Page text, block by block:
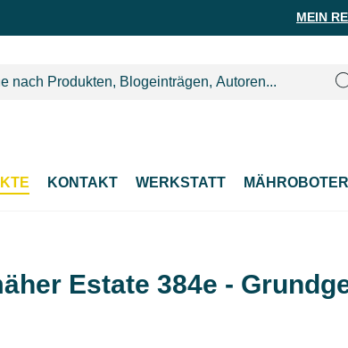
MEIN
KONTAKT WERKSTATT
Estate 384e -